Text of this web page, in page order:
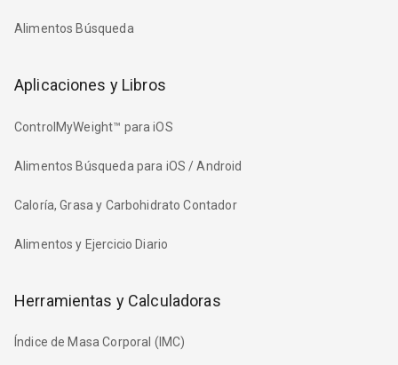
Alimentos Búsqueda
Aplicaciones y Libros
ControlMyWeight™ para iOS
Alimentos Búsqueda para iOS / Android
Caloría, Grasa y Carbohidrato Contador
Alimentos y Ejercicio Diario
Herramientas y Calculadoras
Índice de Masa Corporal (IMC)